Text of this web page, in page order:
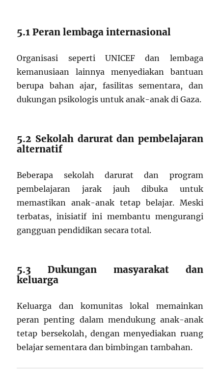
5.1 Peran lembaga internasional
Organisasi seperti UNICEF dan lembaga
kemanusiaan lainnya menyediakan bantuan
berupa bahan ajar, fasilitas sementara, dan
dukungan psikologis untuk anak-anak di Gaza.
5.2 Sekolah darurat dan pembelajaran
alternatif
Beberapa sekolah darurat dan program
pembelajaran jarak jauh dibuka untuk
memastikan anak-anak tetap belajar. Meski
terbatas, inisiatif ini membantu mengurangi
gangguan pendidikan secara total.
5.3 Dukungan masyarakat dan
keluarga
Keluarga dan komunitas lokal memainkan
peran penting dalam mendukung anak-anak
tetap bersekolah, dengan menyediakan ruang
belajar sementara dan bimbingan tambahan.